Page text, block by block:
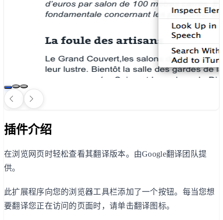
插件介绍
在浏览网页时轻松查看其翻译版本。由Google翻译团队提
供。
此扩展程序向您的浏览器工具栏添加了一个按钮。每当您想
要翻译您正在访问的页面时，请单击翻译图标。